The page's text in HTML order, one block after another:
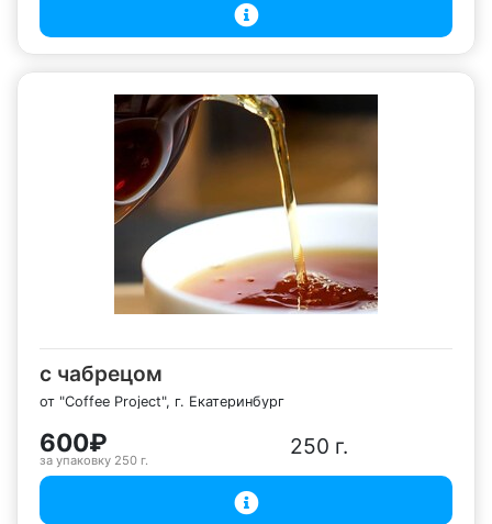
с чабрецом
от "Coffee Project", г. Екатеринбург
600₽
за упаковку 250 г.
250 г.